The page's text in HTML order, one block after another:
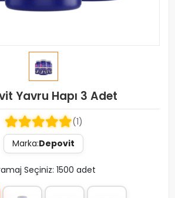
Yavru Hapı 3 Adet
(1)
Marka:Depovit
Seçiniz: 1500 adet